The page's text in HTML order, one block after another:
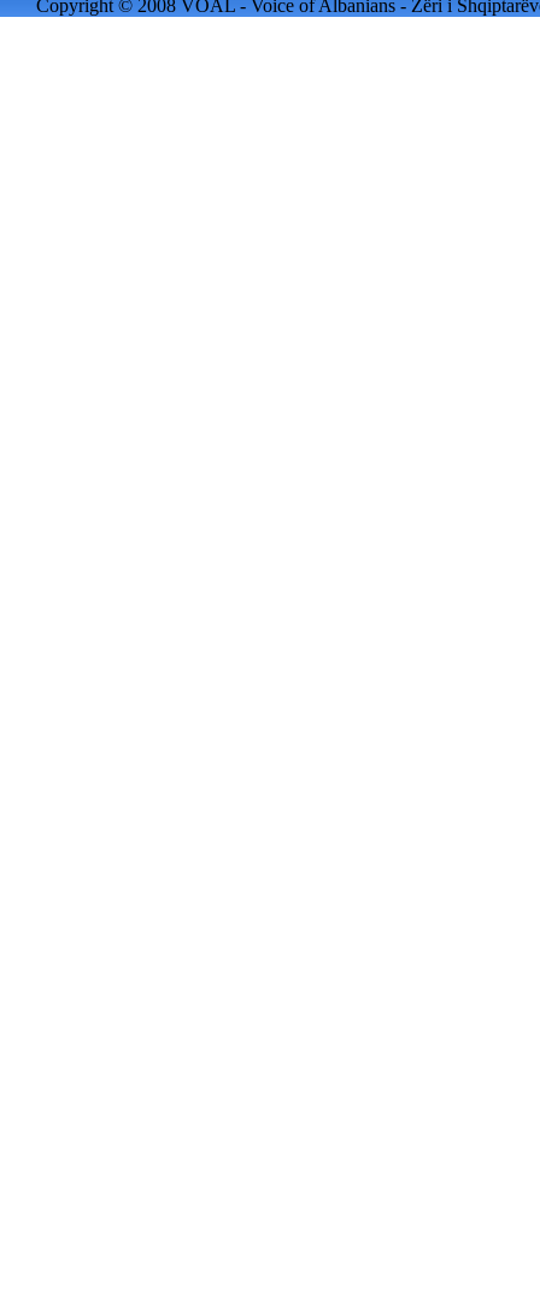
Copyright © 2008 VOAL - Voice of Albanians - Zëri i